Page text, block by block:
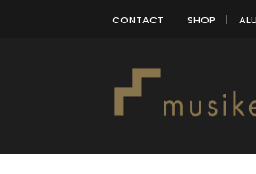
CONTACT SHOP